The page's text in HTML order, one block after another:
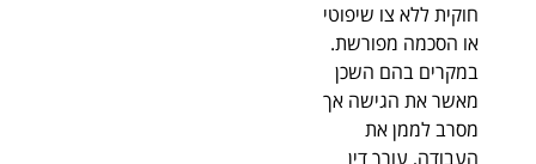
חוקית ללא צו שיפוטי
או הסכמה מפורשת.
במקרים בהם השכן
מאשר את הגישה אך
מסרב לממן את
העבודה, עורך דין